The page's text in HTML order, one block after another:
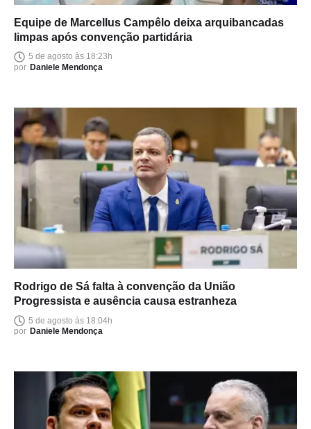
Equipe de Marcellus Campêlo deixa arquibancadas
limpas após convenção partidária
5 de agosto às 18:23h
por Daniele Mendonça
Rodrigo de Sá falta à convenção da União
Progressista e ausência causa estranheza
5 de agosto às 18:04h
por Daniele Mendonça